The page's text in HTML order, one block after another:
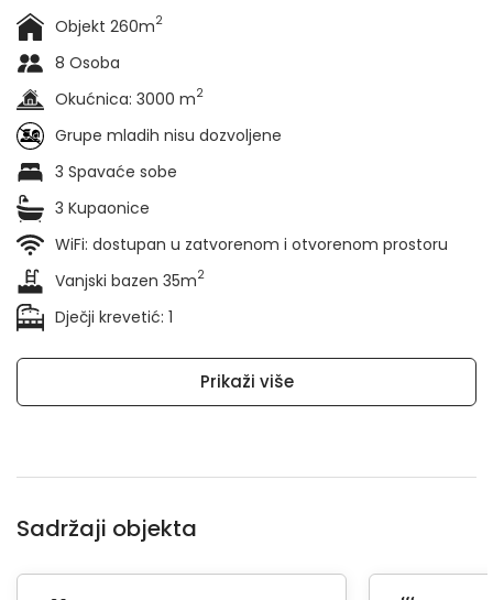
Objekt 260m2
8 Osoba
Okućnica: 3000 m2
Grupe mladih nisu dozvoljene
3 Spavaće sobe
3 Kupaonice
WiFi: dostupan u zatvorenom i otvorenom prostoru
Vanjski bazen 35m2
Dječji krevetić: 1
Prikaži više
Sadržaji objekta